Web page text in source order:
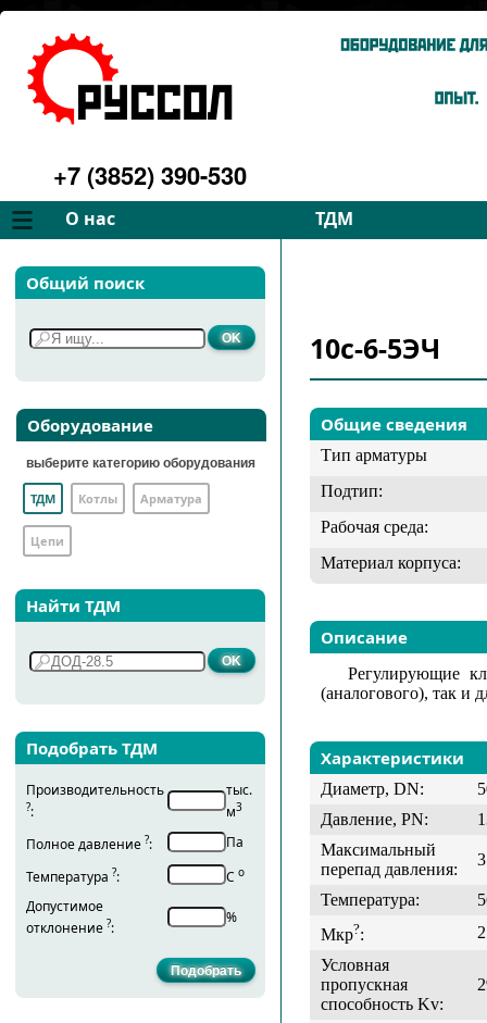
+7 (3852) 390-530
О нас ТДМ
Компания
Философия
Услуги
Галерея
Контакты
Запчасти
Подбор
Общий поиск
Оборудование
выберите категорию оборудования
ТДМ Котлы Арматура
Цепи
Найти ТДМ
Подобрать ТДМ
Производительность
?:
тыс.
м3
Полное давление ?:
Па
Температура ?: С о
Допустимое
отклонение ?:
%
10с-6-5ЭЧ
Общие сведения
Тип арматуры
Подтип:
Рабочая среда:
Материал корпуса:
Описание
Регулирующие
(аналогового), так и
Характеристики
Диаметр, DN:
Давление, PN:
Максимальный
перепад давления:
Температура:
Мкр?:
Условная
пропускная
способность Kv: